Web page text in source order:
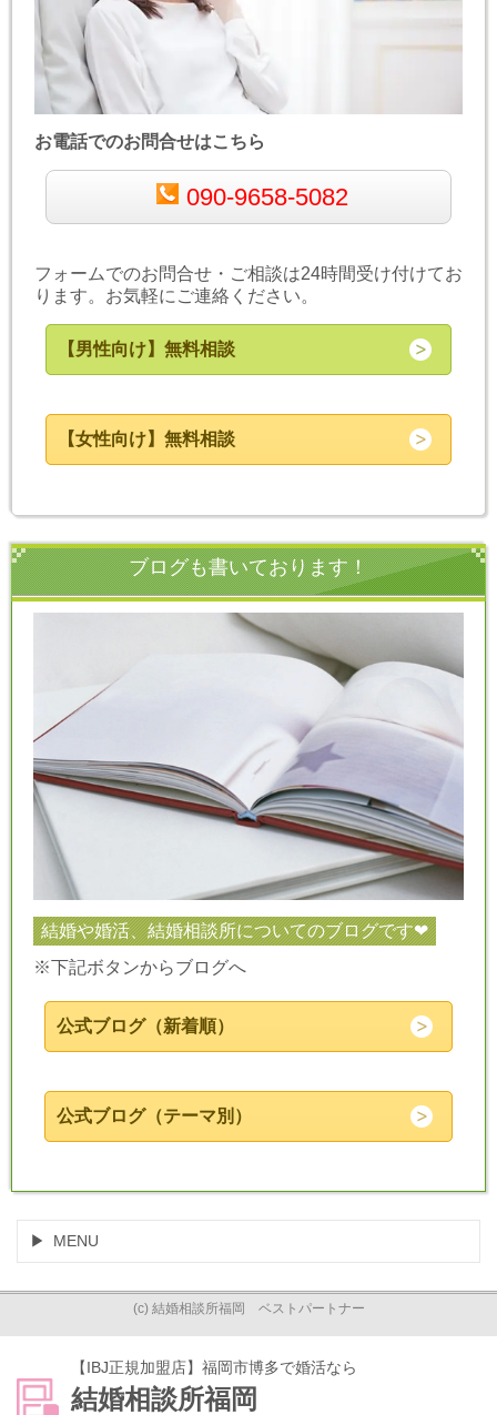
お電話でのお問合せはこちら
090-9658-5082
フォームでのお問合せ・ご相談は24時間受け付けてお
ります。お気軽にご連絡ください。
【男性向け】無料相談
【女性向け】無料相談
ブログも書いております！
結婚や婚活、結婚相談所についてのブログです❤
※下記ボタンからブログへ
公式ブログ（新着順）
公式ブログ（テーマ別）
MENU
(c) 結婚相談所福岡 ベストパートナー
【IBJ正規加盟店】福岡市博多で婚活なら
結婚相談所福岡